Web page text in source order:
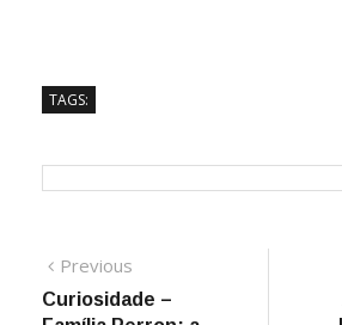
TAGS:
Navegação
de
Previous
post:
Curiosidade –